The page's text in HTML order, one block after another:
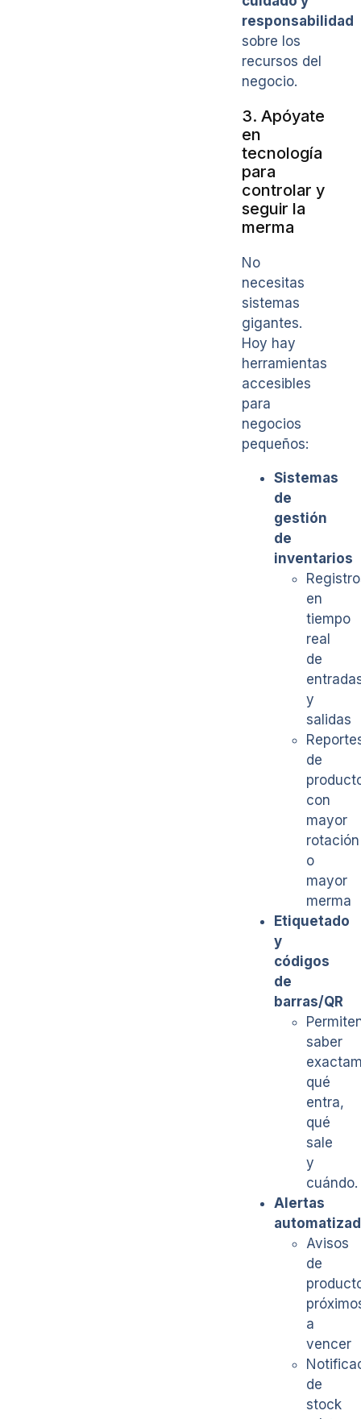
responsabilidad
sobre los
recursos del
negocio.
3. Apóyate
en
tecnología
para
controlar y
seguir la
merma
No
necesitas
sistemas
gigantes.
Hoy hay
herramientas
accesibles
para
negocios
pequeños:
Sistemas
de
gestión
de
inventarios
en
tiempo
real
de
y
salidas
de
con
mayor
rotación
o
mayor
merma
Etiquetado
y
códigos
de
barras/QR
saber
qué
entra,
qué
sale
y
cuándo.
Alertas
Avisos
de
a
vencer
de
stock